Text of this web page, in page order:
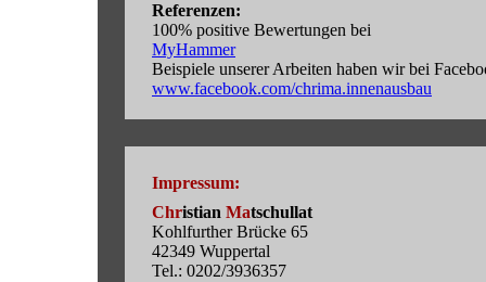
Referenzen:
100% positive Bewertungen bei
MyHammer
Beispiele unserer Arbeiten haben wir bei
www.facebook.com/chrima.innenausbau
Impressum:
Christian Matschullat
Kohlfurther Brücke 65
42349 Wuppertal
Tel.: 0202/3936357